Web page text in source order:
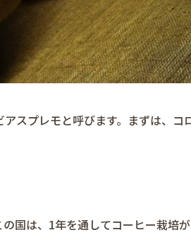
スプレモと呼びます。まずは、コ
国は、1年を通してコーヒー栽培